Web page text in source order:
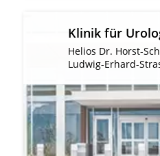
Ludwig-Erhard-